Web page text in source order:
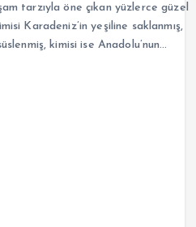
tarzıyla öne çıkan yüzlerce güzel
Karadeniz’in yeşiline saklanmış,
kimisi ise Anadolu’nun…